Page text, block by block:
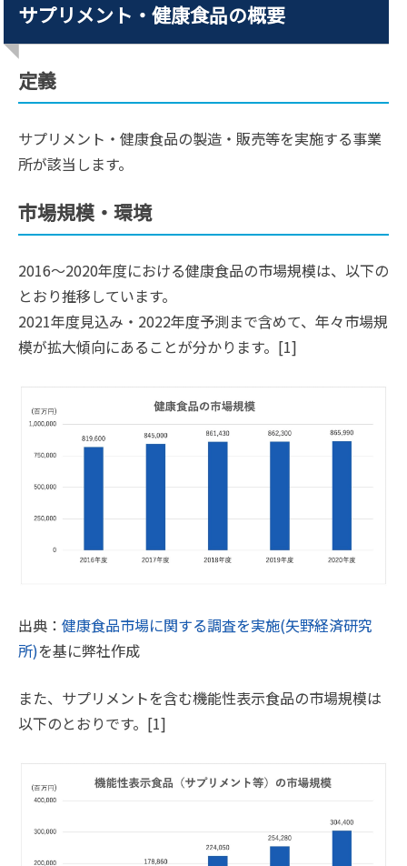
サプリメント・健康食品の概要
定義
サプリメント・健康食品の製造・販売等を実施する事業
所が該当します。
市場規模・環境
2016〜2020年度における健康食品の市場規模は、以下の
とおり推移しています。
2021年度見込み・2022年度予測まで含めて、年々市場規
模が拡大傾向にあることが分かります。[1]
出典： 健康食品市場に関する調査を実施(矢野経済研究
所)を基に弊社作成
また、サプリメントを含む機能性表示食品の市場規模は
以下のとおりです。[1]